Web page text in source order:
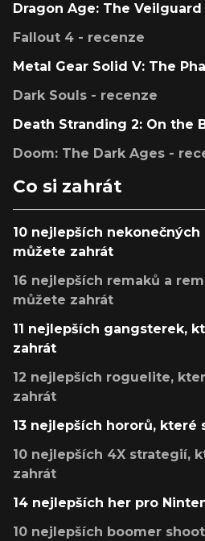
Dragon Age: The
Fallout 4 - recenze
Metal Gear Solid V: The
Dark Souls - recenze
Death Stranding 2: On the
Doom: The Dark Ages -
Co si zahrát
10 nejlepších
můžete zahrát
16 nejlepších remaků a
můžete zahrát
11 nejlepších gangsterek,
zahrát
12 nejlepších roguelite,
zahrát
13 nejlepších hororů, které
10 nejlepších 4X strategií,
zahrát
14 nejlepších her pro
10 nejlepších boomer